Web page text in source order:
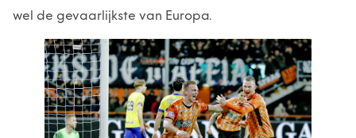
wel de gevaarlijkste van Europa.